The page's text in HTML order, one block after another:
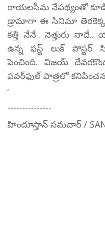
రాయలసీమ నేపథ్యంతో
డ్రామాగా ఈ సినిమా
కత్తి నేనే.. నెత్తురు
ఉన్న ఫస్ట్ లుక్
పెంచింది. విజయ్
పవర్‌ఫుల్ పాత్రలో
‘
---------------
హిందూస్తాన్ సమచార్ /